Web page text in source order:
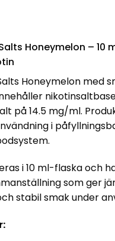
Honeymelon – 10
Honeymelon med
på 14.5 mg/ml.
i
i 10 ml-flaska och
som ger
stabil smak under